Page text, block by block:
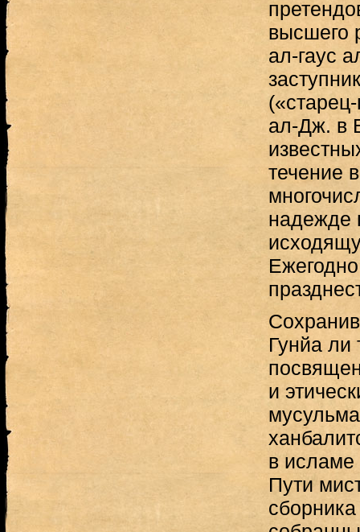
высшего
ал-гаус
ал-Дж. в
течение
надежде
Гунйа ли
и
в
Пути